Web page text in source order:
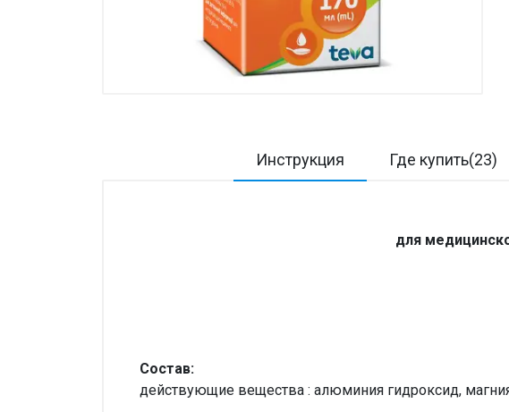
Инструкция Где купить(23)
для
Состав:
действующие вещества : алюминия гидроксид,